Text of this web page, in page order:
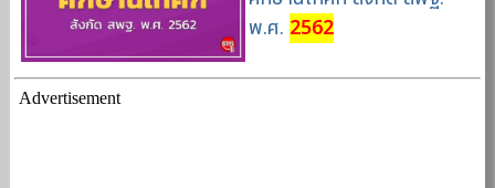
พ.ศ. 2562
Advertisement